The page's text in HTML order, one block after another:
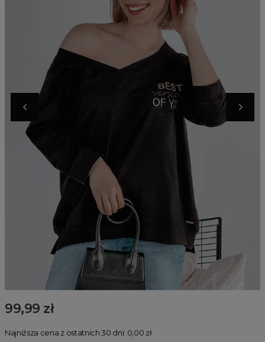
99,99 zł
Najniższa cena z ostatnich 30 dni: 0,00 zł